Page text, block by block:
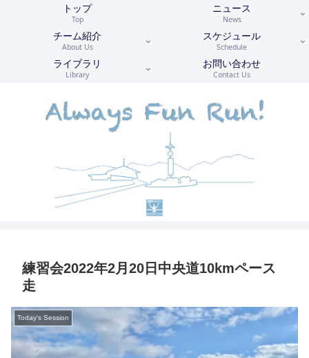
トップ
Top
ニュース
News
チーム紹介
About Us
スケジュール
Schedule
ライブラリ
Library
お問い合わせ
Contact Us
練習会2022年2月20日中央道10kmペース
走
Today's Session